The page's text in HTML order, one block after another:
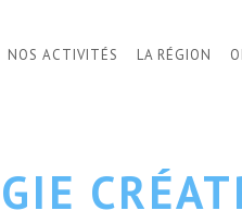
NOS ACTIVITÉS LA RÉGION